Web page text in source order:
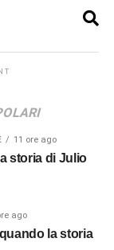
11 ore ago
storia di Julio
ago
la storia